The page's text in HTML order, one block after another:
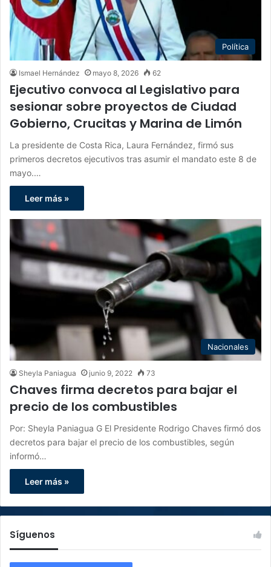
Política
Ismael Hernández mayo 8, 2026 62
Ejecutivo convoca al Legislativo para
sesionar sobre proyectos de Ciudad
Gobierno, Crucitas y Marina de Limón
La presidente de Costa Rica, Laura Fernández, firmó sus
primeros decretos ejecutivos tras asumir el mandato este 8 de
mayo.…
Leer más »
Nacionales
Sheyla Paniagua junio 9, 2022 73
Chaves firma decretos para bajar el
precio de los combustibles
Por: Sheyla Paniagua G El Presidente Rodrigo Chaves firmó dos
decretos para bajar el precio de los combustibles, según
informó…
Leer más »
Síguenos